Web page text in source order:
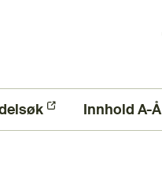
Innhold A-Å